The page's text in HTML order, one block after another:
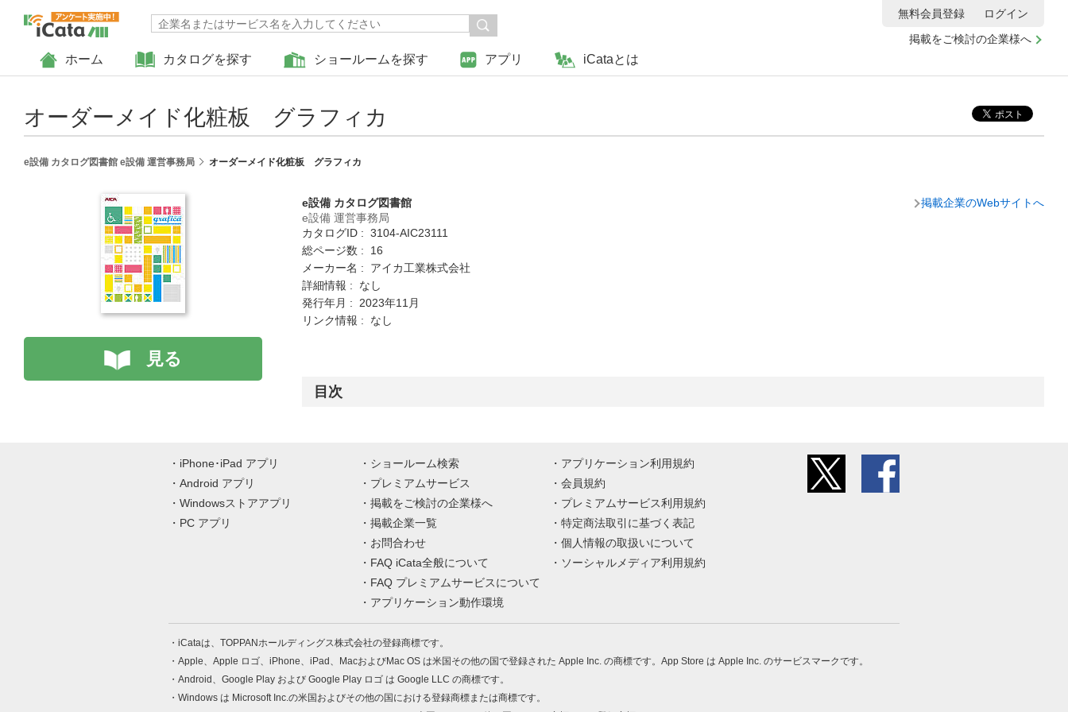
ホーム カタログを探す ショールームを探す アプリ iCataとは
掲載をご検討の企業様へ
無料会員登録 ログイン
オーダーメイド化粧板 グラフィカ
e設備 カタログ図書館 e設備 運営事務局 オーダーメイド化粧板 グラフィカ
見る
e設備 カタログ図書館
e設備 運営事務局
カタログID : 3104-AIC23111
総ページ数 : 16
メーカー名 : アイカ工業株式会社
詳細情報 : なし
発行年月 : 2023年11月
リンク情報 : なし
掲載企業のWebサイトへ
目次
iPhone･iPad アプリ
Android アプリ
Windowsストアアプリ
PC アプリ
ショールーム検索
プレミアムサービス
掲載をご検討の企業様へ
掲載企業一覧
お問合わせ
FAQ iCata全般について
FAQ プレミアムサービスについて
アプリケーション動作環境
アプリケーション利用規約
会員規約
プレミアムサービス利用規約
特定商法取引に基づく表記
個人情報の取扱いについて
ソーシャルメディア利用規約
iCataは、TOPPANホールディングス株式会社の登録商標です。
Apple、Apple ロゴ、iPhone、iPad、MacおよびMac OS は米国その他の国で登録された Apple Inc. の商標です。App Store は Apple Inc. のサービスマークです。
Android、Google Play および Google Play ロゴ は Google LLC の商標です。
Windows は Microsoft Inc.の米国およびその他の国における登録商標または商標です。